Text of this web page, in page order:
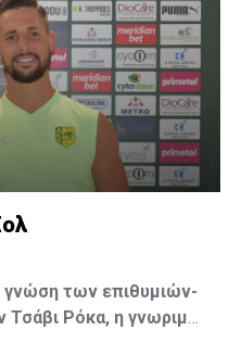
να μετακομίσει
ομάδα το τρέχον
γνώση των επιθυμιών-
Ρόκα, η γνωριμία